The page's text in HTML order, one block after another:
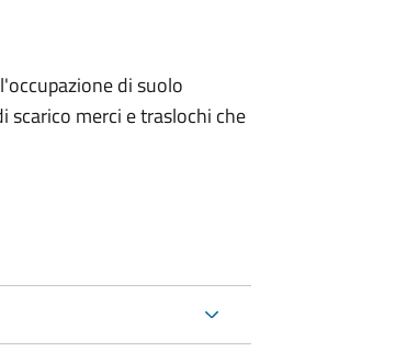
di suolo
scarico merci e traslochi che